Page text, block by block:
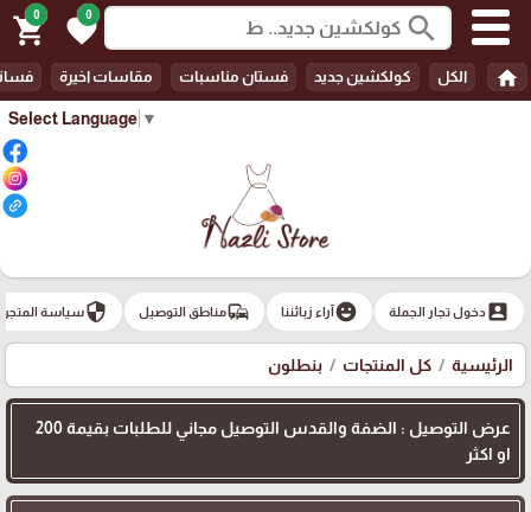
Select Language ▼
search
0
favorite
0
shopping_cart
home الكل كولكشين جديد فستان مناسبات مقاسات اخيرة
account_boxدخول تجار الجملة emoji_emotionsآراء زبائننا commuteمناطق التوصيل securityسياسة المتجر
الرئيسية كل المنتجات بنطلون
عرض التوصيل : الضفة والقدس التوصيل مجاني للطلبات بقيمة 200
او اكثر